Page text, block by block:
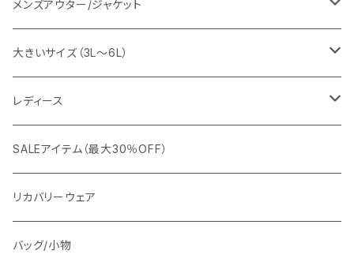
EDWIN
snow peak
G-stage
TETEHOMME
TAION
ワイシャツ
シューズ
フォーマル
Tシャツ/ポロシャツ
パーカー/スウェット
ニット
イージーパンツ
スラックス
メンズアウター/ジャケット
ジャケット
カジュアルジャケット
ビジネスジャケット
ブルゾン
コート
マウンテンパーカー/アウトドア
ダウン / 中綿アウター
大きいサイズ（3L～6L）
ビジネス
セットアップ
ワイシャツ
カジュアル
ニット/Tシャツ/カットソー
スウェット/パーカー
アウター
レディース
アウター
トップス（ブラウス/カットソー）
ジャケット
SALEアイテム（最大30％OFF）
リカバリーウェア
バッグ/小物